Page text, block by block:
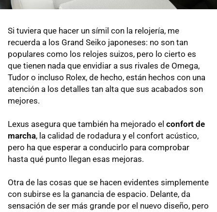
Si tuviera que hacer un símil con la relojería, me
recuerda a los Grand Seiko japoneses: no son tan
populares como los relojes suizos, pero lo cierto es
que tienen nada que envidiar a sus rivales de Omega,
Tudor o incluso Rolex, de hecho, están hechos con una
atención a los detalles tan alta que sus acabados son
mejores.
Lexus asegura que también ha mejorado el confort de
marcha, la calidad de rodadura y el confort acústico,
pero ha que esperar a conducirlo para comprobar
hasta qué punto llegan esas mejoras.
Otra de las cosas que se hacen evidentes simplemente
con subirse es la ganancia de espacio. Delante, da
sensación de ser más grande por el nuevo diseño, pero